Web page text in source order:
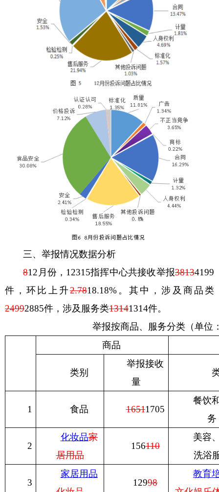
三、举报情况数据分析
81 2 月份， 12315指挥中心共接收举报38134199
件，环比
上升2.7818.18%。其中，涉及商品类
24992885件，涉及服务类13141314件。
举报按商品、服务分类（单位
商品
类别
举报接收
量
1 食品 16511705
餐饮
务
2
化妆品家
居用品
156110
美容
洗浴
3
家居用品
12998
教育